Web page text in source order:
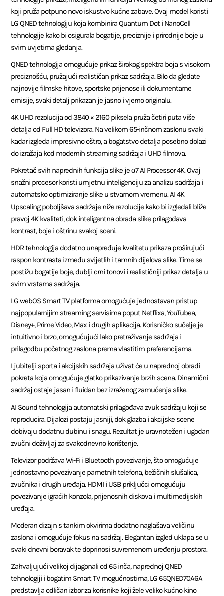
koji pruža potpuno novo iskustvo kućne zabave. Ovaj model koristi
LG QNED tehnologiju koja kombinira Quantum Dot i NanoCell
tehnologije kako bi osigurala bogatije, preciznije i prirodnije boje u
svim uvjetima gledanja.
QNED tehnologija omogućuje prikaz širokog spektra boja s visokom
preciznošću, pružajući realističan prikaz sadržaja. Bilo da gledate
najnovije filmske hitove, sportske prijenose ili dokumentarne
emisije, svaki detalj prikazan je jasno i vjerno originalu.
4K UHD rezolucija od 3840 × 2160 piksela pruža četiri puta više
detalja od Full HD televizora. Na velikom 65-inčnom zaslonu svaki
kadar izgleda impresivno oštro, a bogatstvo detalja posebno dolazi
do izražaja kod modernih streaming sadržaja i UHD filmova.
Pokretač svih naprednih funkcija slike je α7 AI Processor 4K. Ovaj
snažni procesor koristi umjetnu inteligenciju za analizu sadržaja i
automatsko optimiziranje slike u stvarnom vremenu. AI 4K
Upscaling poboljšava sadržaje niže rezolucije kako bi izgledali bliže
pravoj 4K kvaliteti, dok inteligentna obrada slike prilagođava
kontrast, boje i oštrinu svakoj sceni.
HDR tehnologija dodatno unapređuje kvalitetu prikaza proširujući
raspon kontrasta između svijetlih i tamnih dijelova slike. Time se
postižu bogatije boje, dublji crni tonovi i realističniji prikaz detalja u
svim vrstama sadržaja.
LG webOS Smart TV platforma omogućuje jednostavan pristup
najpopularnijim streaming servisima poput Netflixa, YouTubea,
Disney+, Prime Video, Max i drugih aplikacija. Korisničko sučelje je
intuitivno i brzo, omogućujući lako pretraživanje sadržaja i
prilagodbu početnog zaslona prema vlastitim preferencijama.
Ljubitelji sporta i akcijskih sadržaja uživat će u naprednoj obradi
pokreta koja omogućuje glatko prikazivanje brzih scena. Dinamični
sadržaj ostaje jasan i fluidan bez izraženog zamućenja slike.
AI Sound tehnologija automatski prilagođava zvuk sadržaju koji se
reproducira. Dijalozi postaju jasniji, dok glazba i akcijske scene
dobivaju dodatnu dubinu i snagu. Rezultat je uravnotežen i ugodan
zvučni doživljaj za svakodnevno korištenje.
Televizor podržava Wi-Fi i Bluetooth povezivanje, što omogućuje
jednostavno povezivanje pametnih telefona, bežičnih slušalica,
zvučnika i drugih uređaja. HDMI i USB priključci omogućuju
povezivanje igraćih konzola, prijenosnih diskova i multimedijskih
uređaja.
Moderan dizajn s tankim okvirima dodatno naglašava veličinu
zaslona i omogućuje fokus na sadržaj. Elegantan izgled uklapa se u
svaki dnevni boravak te doprinosi suvremenom uređenju prostora.
Zahvaljujući velikoj dijagonali od 65 inča, naprednoj QNED
tehnologiji i bogatim Smart TV mogućnostima, LG 65QNED70A6A
predstavlja odličan izbor za korisnike koji žele veliko kućno kino